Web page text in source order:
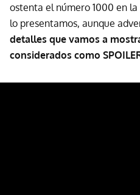
ostenta el número 1000 en
lo presentamos, aunque
detalles que vamos a
considerados como